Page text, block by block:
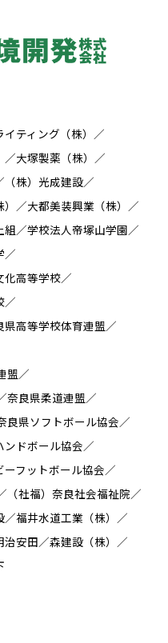
ティング（株）
大塚製薬（株）
（株）光成建設
大都美装興業（株）
組
学校法人帝塚山学園
化高等学校
県高等学校体育連盟
盟
奈良県柔道連盟
良県ソフトボール協会
ンドボール協会
ーフットボール協会
（社福）奈良社会福祉院
福井水道工業（株）
治安田
森建設（株）